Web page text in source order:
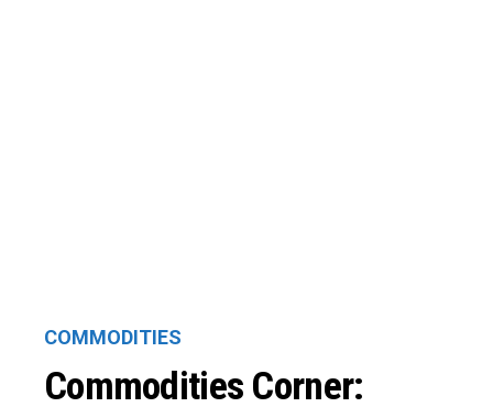
COMMODITIES
Commodities Corner: